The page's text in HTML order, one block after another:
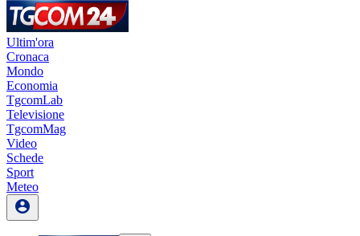
Ultim'ora
Cronaca
Mondo
Economia
TgcomLab
Televisione
TgcomMag
Video
Schede
Sport
Meteo